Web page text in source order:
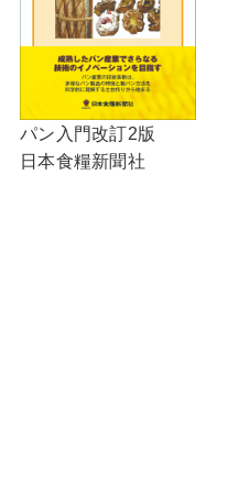
パン入門改訂2版
日本食糧新聞社